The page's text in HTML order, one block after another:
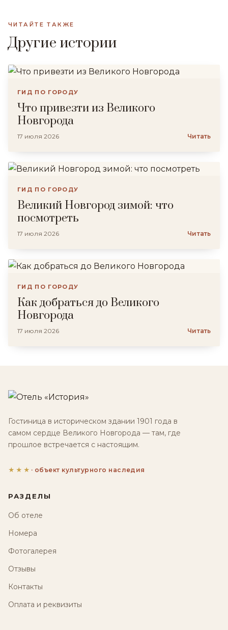
ЧИТАЙТЕ ТАКЖЕ
Другие истории
ГИД ПО ГОРОДУ
Что привезти из Великого
Новгорода
17 июля 2026 Читать
ГИД ПО ГОРОДУ
Великий Новгород зимой: что
посмотреть
17 июля 2026 Читать
ГИД ПО ГОРОДУ
Как добраться до Великого
Новгорода
17 июля 2026 Читать
Гостиница в историческом здании 1901 года в
самом сердце Великого Новгорода — там, где
прошлое встречается с настоящим.
★★★ · объект культурного наследия
РАЗДЕЛЫ
Об отеле
Номера
Фотогалерея
Отзывы
Контакты
Оплата и реквизиты